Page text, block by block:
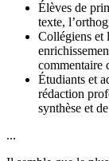
Élèves de
texte,
Collégiens et
commentaire
Étudiants et
rédaction
synthèse et
...